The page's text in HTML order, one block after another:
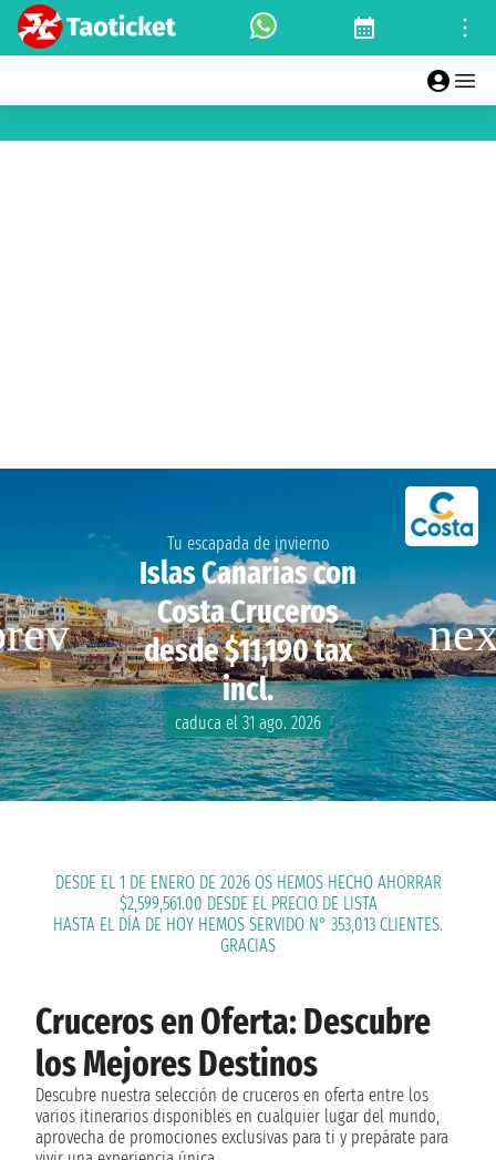
Tu escapada de invierno
Islas Canarias con
Costa Cruceros
desde $11,190 tax
incl.
caduca el 31 ago. 2026
DESDE EL 1 DE ENERO DE 2026 OS HEMOS HECHO AHORRAR
$2,599,561.00 DESDE EL PRECIO DE LISTA
HASTA EL DÍA DE HOY HEMOS SERVIDO N° 353,013 CLIENTES.
GRACIAS
Cruceros en Oferta: Descubre
los Mejores Destinos
Descubre nuestra selección de cruceros en oferta entre los
varios itinerarios disponibles en cualquier lugar del mundo,
aprovecha de promociones exclusivas para ti y prepárate para